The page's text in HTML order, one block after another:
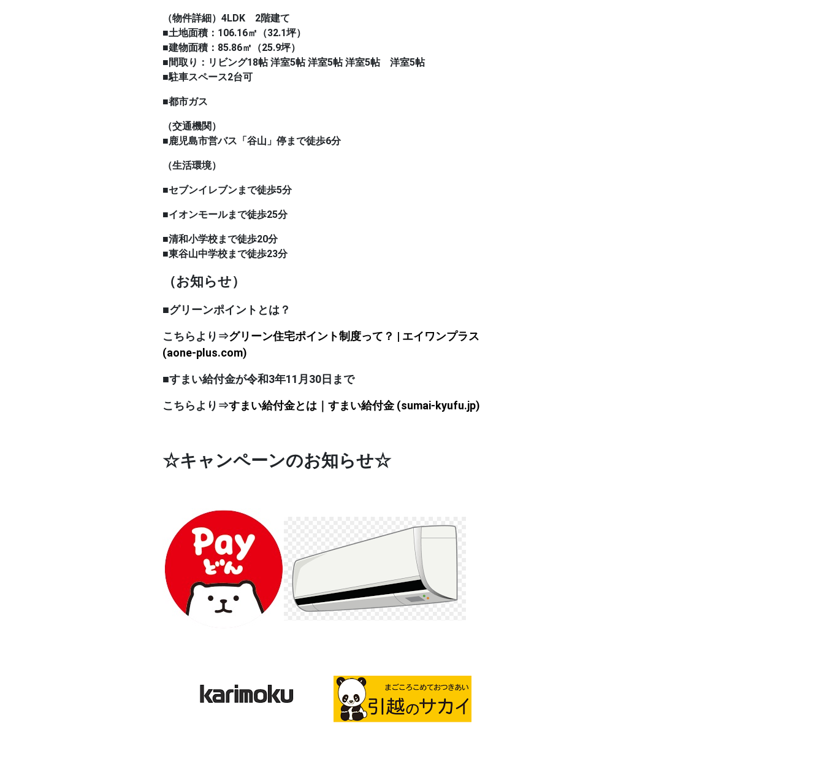
（物件詳細）4LDK 2階建て
■土地面積：106.16㎡（32.1坪）
■建物面積：85.86㎡（25.9坪）
■間取り：リビング18帖 洋室5帖 洋室5帖 洋室5帖 洋室5帖
■駐車スペース2台可
■都市ガス
（交通機関）
■鹿児島市営バス「谷山」停まで徒歩6分
（生活環境）
■セブンイレブンまで徒歩5分
■イオンモールまで徒歩25分
■清和小学校まで徒歩20分
■東谷山中学校まで徒歩23分
（お知らせ）
■グリーンポイントとは？
こちらより⇒グリーン住宅ポイント制度って？ | エイワンプラス
(aone-plus.com)
■すまい給付金が令和3年11月30日まで
こちらより⇒すまい給付金とは｜すまい給付金 (sumai-kyufu.jp)
☆キャンペーンのお知らせ☆